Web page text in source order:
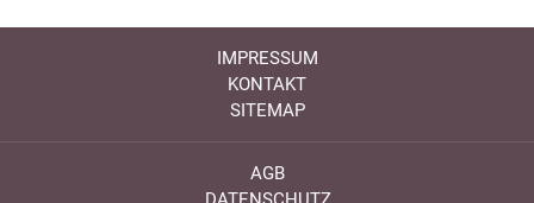
IMPRESSUM
KONTAKT
SITEMAP
AGB